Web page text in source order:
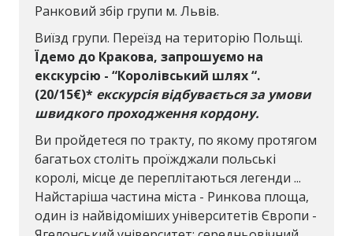
Ранковий збір групи м. Львів.
Виїзд групи. Переїзд на територію Польщі.
Їдемо до Кракова, запрошуємо на
екскурсію - “Королівський шлях “.
(20/15€)* екскурсія відбувається за умови
швидкого проходження кордону.
Ви пройдетеся по тракту, по якому протягом
багатьох століть проїжджали польські
королі, місце де переплітаються легенди ...
Найстаріша частина міста - Ринкова площа,
один із найвідоміших університетів Європи -